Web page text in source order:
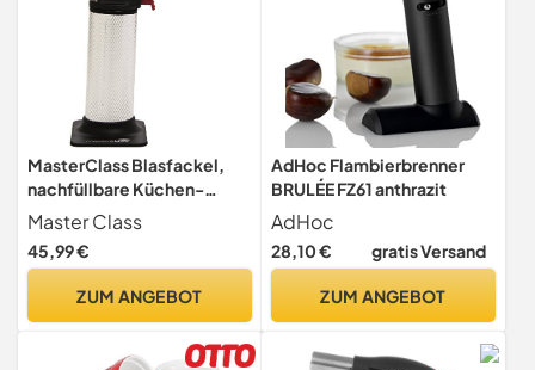
MasterClass Blasfackel,
nachfüllbare Küchen-
Gasfackel, einstellbare
flackerfreie Flamme,
rutschfestes Metalldesign,
Master Class
45,99 €
ZUM ANGEBOT
AdHoc Flambierbrenner
BRULÉE FZ61 anthrazit
AdHoc
28,10 € gratis Versand
ZUM ANGEBOT